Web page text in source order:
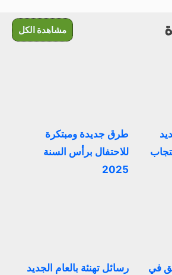
مشاهدة الكل
طرق جديدة ومبتكرة
للاحتفال برأس السنة
2025
في
رسائل تهنئة بالعام الجديد